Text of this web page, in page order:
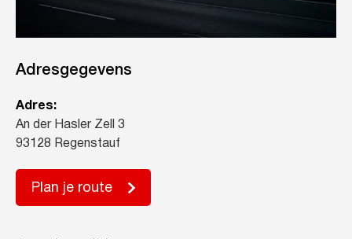
Adresgegevens
Adres:
An der Hasler Zell 3
93128 Regenstauf
Plan je route